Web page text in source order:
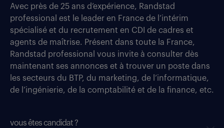
Avec près de 25 ans d’expérience, Randstad
professional est le leader en France de l’intérim
spécialisé et du recrutement en CDI de cadres et
agents de maîtrise. Présent dans toute la France,
Randstad professional vous invite à consulter dès
maintenant ses annonces et à trouver un poste dans
les secteurs du BTP, du marketing, de l’informatique,
de l’ingénierie, de la comptabilité et de la finance, etc.
vous êtes candidat ?